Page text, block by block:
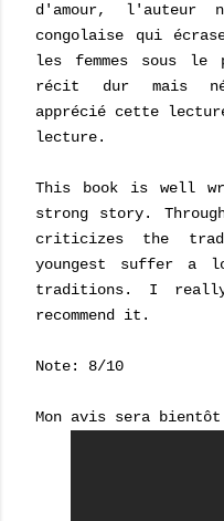
d'amour, l'auteur
congolaise qui
les femmes sous
récit dur mais
apprécié cette
lecture.
This book is well
strong story.
criticizes the
youngest suffer a
traditions. I
recommend it.
Note: 8/10
Mon avis sera